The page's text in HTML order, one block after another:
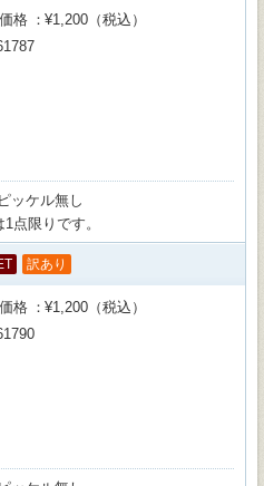
格
¥1,200（税込）
ッケル無し
点限りです。
訳あり
格
¥1,200（税込）